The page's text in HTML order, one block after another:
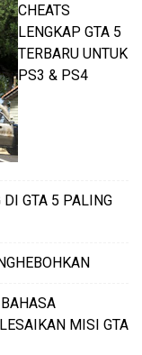
CHEATS
LENGKAP GTA 5
TERBARU UNTUK
PS3 & PS4
DI GTA 5 PALING
MISI GTA